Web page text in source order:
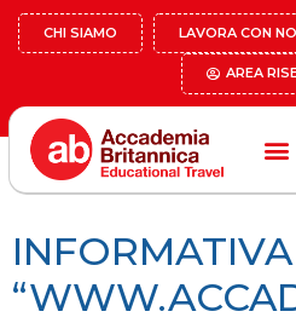
CHI SIAMO LAVORA CON
AREA